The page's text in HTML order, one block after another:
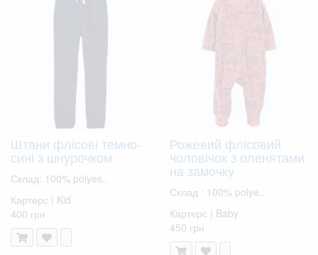
Штани флісові темно-
сині з шнурочком
Склад: 100% polyes..
Картерс | Kid
400 грн
Рожевий флісовий
чоловічок з оленятами
на замочку
Склад : 100% polye..
Картерс | Baby
450 грн